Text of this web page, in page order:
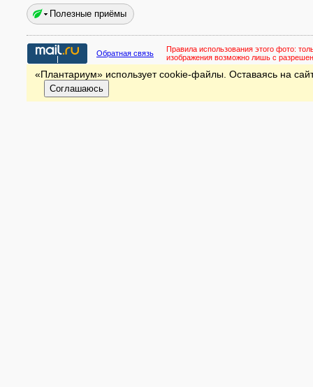
Полезные приёмы
Обратная связь Правила использования этого фото:
изображения возможно лишь с
«Плантариум» использует cookie-файлы. Оставаясь на
Соглашаюсь